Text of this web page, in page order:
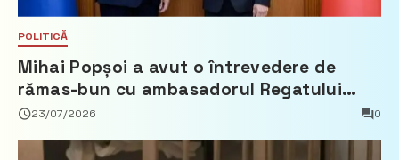
POLITICĂ
Mihai Popșoi a avut o întrevedere de
rămas-bun cu ambasadorul Regatului
Țărilor de Jos, Fred Duijn
23/07/2026 0